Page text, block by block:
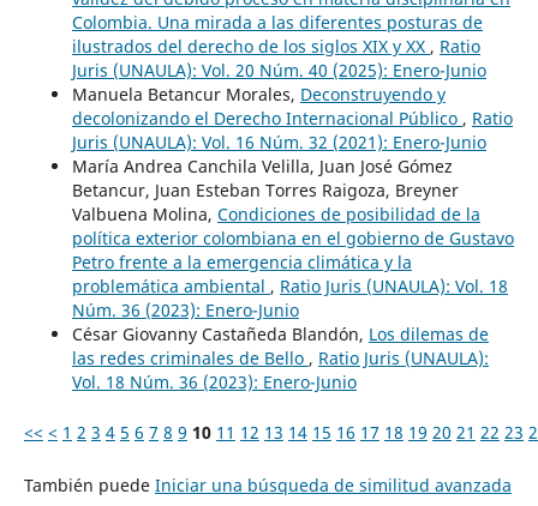
Colombia. Una mirada a las diferentes posturas de
ilustrados del derecho de los siglos XIX y XX , Ratio
Juris (UNAULA): Vol. 20 Núm. 40 (2025): Enero-Junio
Manuela Betancur Morales, Deconstruyendo y
decolonizando el Derecho Internacional Público , Ratio
Juris (UNAULA): Vol. 16 Núm. 32 (2021): Enero-Junio
María Andrea Canchila Velilla, Juan José Gómez
Betancur, Juan Esteban Torres Raigoza, Breyner
Valbuena Molina, Condiciones de posibilidad de la
política exterior colombiana en el gobierno de Gustavo
Petro frente a la emergencia climática y la
problemática ambiental , Ratio Juris (UNAULA): Vol. 18
Núm. 36 (2023): Enero-Junio
César Giovanny Castañeda Blandón, Los dilemas de
las redes criminales de Bello , Ratio Juris (UNAULA):
Vol. 18 Núm. 36 (2023): Enero-Junio
<< < 1 2 3 4 5 6 7 8 9 10 11 12 13 14 15 16 17 18 19 20 21 22 23
También puede Iniciar una búsqueda de similitud avanzada